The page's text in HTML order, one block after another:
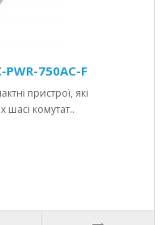
750AC-F
пристрої, які
шасі комутат..